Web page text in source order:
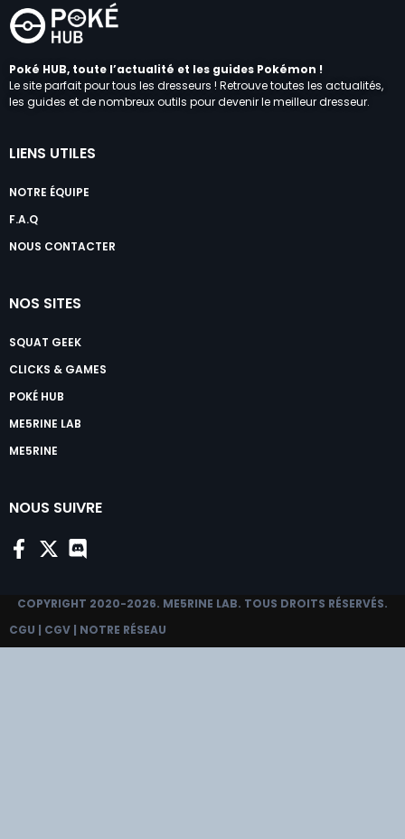
Poké HUB, toute l’actualité et les guides Pokémon !
Le site parfait pour tous les dresseurs ! Retrouve toutes les actualités,
les guides et de nombreux outils pour devenir le meilleur dresseur.
LIENS UTILES
NOTRE ÉQUIPE
F.A.Q
NOUS CONTACTER
NOS SITES
SQUAT GEEK
CLICKS & GAMES
POKÉ HUB
ME5RINE LAB
ME5RINE
NOUS SUIVRE
COPYRIGHT 2020-2026. ME5RINE LAB. TOUS DROITS RÉSERVÉS.
CGU | CGV | NOTRE RÉSEAU